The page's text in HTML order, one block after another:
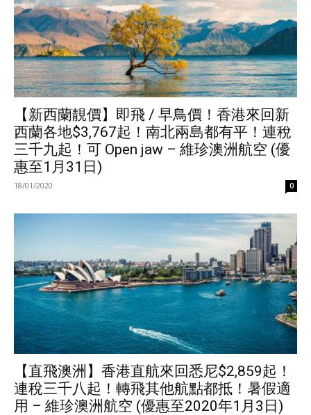
【新西蘭靚價】即飛 / 早鳥價！香港來回新
西蘭各地$3,767起！南北兩島都有平！連稅
三千九起！可 Open jaw – 維珍澳洲航空 (優
惠至1月31日)
18/01/2020 0
【直飛澳洲】香港直航來回悉尼$2,859起！
連稅三千八起！轉飛其他航點都抵！暑假適
用 – 維珍澳洲航空 (優惠至2020年1月3日)